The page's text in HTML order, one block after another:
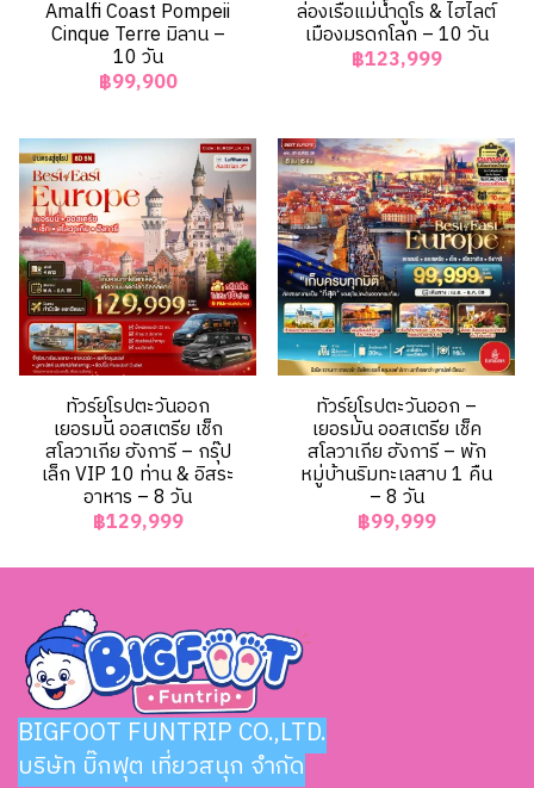
Amalfi Coast Pompeii
Cinque Terre มิลาน –
10 วัน
฿99,900
ล่องเรือแม่น้ำดูโร & ไฮไลต์
เมืองมรดกโลก – 10 วัน
฿123,999
ทัวร์ยุโรปตะวันออก
เยอรมนี ออสเตรีย เช็ก
สโลวาเกีย ฮังการี – กรุ๊ป
เล็ก VIP 10 ท่าน & อิสระ
อาหาร – 8 วัน
฿129,999
ทัวร์ยุโรปตะวันออก –
เยอรมัน ออสเตรีย เช็ค
สโลวาเกีย ฮังการี – พัก
หมู่บ้านริมทะเลสาบ 1 คืน
– 8 วัน
฿99,999
BIGFOOT FUNTRIP CO.,LTD.
บริษัท บิ๊กฟุต เที่ยวสนุก จำกัด